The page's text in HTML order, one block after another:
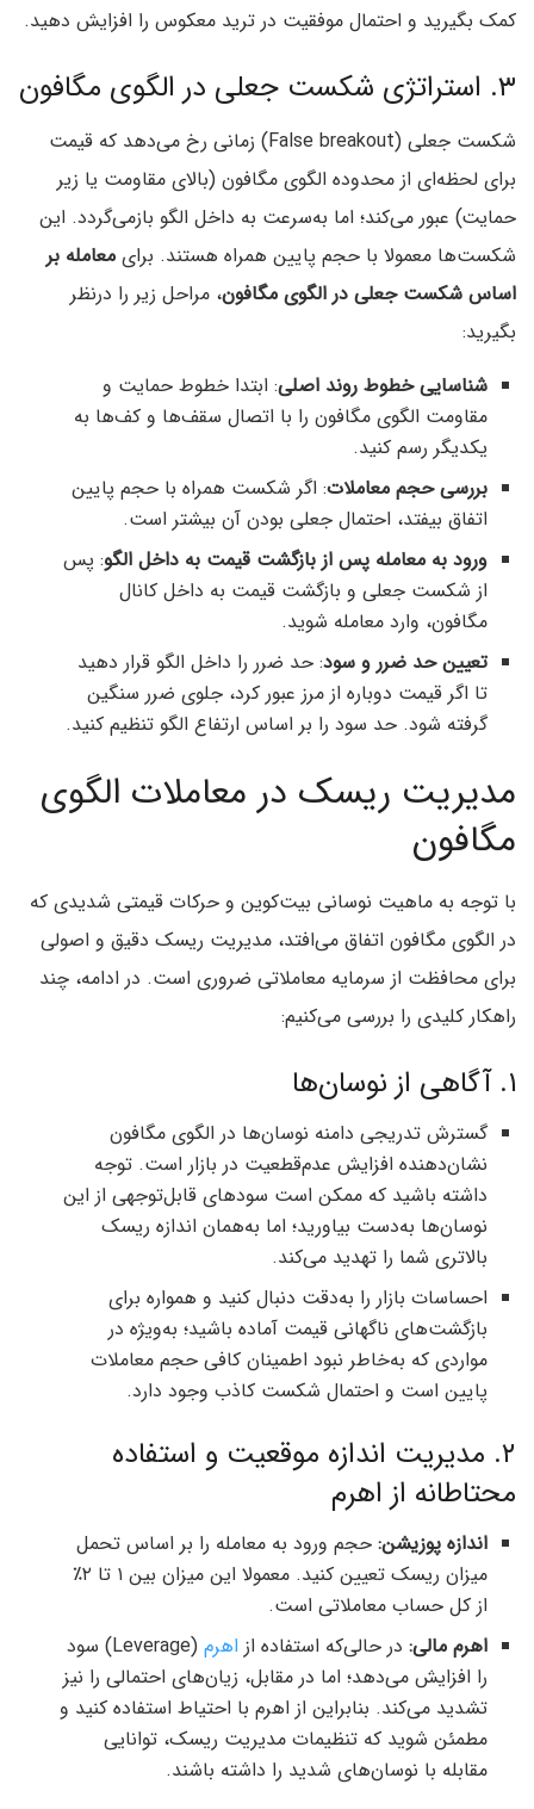
کمک بگیرید و احتمال موفقیت در ترید معکوس را افزایش دهید.
۳. استراتژی شکست جعلی در الگوی مگافون
شکست جعلی (False breakout) زمانی رخ می‌دهد که قیمت
برای لحظه‌ای از محدوده الگوی مگافون (بالای مقاومت یا زیر
حمایت) عبور می‌کند؛ اما به‌سرعت به داخل الگو بازمی‌گردد. این
شکست‌ها معمولا با حجم پایین همراه هستند. برای معامله بر
اساس شکست جعلی در الگوی مگافون، مراحل زیر را درنظر
بگیرید:
شناسایی خطوط روند اصلی: ابتدا خطوط حمایت و
مقاومت الگوی مگافون را با اتصال سقف‌ها و کف‌ها به
یکدیگر رسم کنید.
بررسی حجم معاملات: اگر شکست همراه با حجم پایین
اتفاق بیفتد، احتمال جعلی بودن آن بیشتر است.
ورود به معامله پس از بازگشت قیمت به داخل الگو: پس
از شکست جعلی و بازگشت قیمت به داخل کانال
مگافون، وارد معامله شوید.
تعیین حد ضرر و سود: حد ضرر را داخل الگو قرار دهید
تا اگر قیمت دوباره از مرز عبور کرد، جلوی ضرر سنگین
گرفته شود. حد سود را بر اساس ارتفاع الگو تنظیم کنید.
مدیریت ریسک در معاملات الگوی
مگافون
با توجه به ماهیت نوسانی بیت‌کوین و حرکات قیمتی شدیدی که
در الگوی مگافون اتفاق می‌افتد، مدیریت ریسک دقیق و اصولی
برای محافظت از سرمایه معاملاتی ضروری است. در ادامه، چند
راهکار کلیدی را بررسی می‌کنیم:
۱. آگاهی از نوسان‌ها
گسترش تدریجی دامنه نوسان‌ها در الگوی مگافون
نشان‌دهنده افزایش عدم‌قطعیت در بازار است. توجه
داشته باشید که ممکن است سودهای قابل‌توجهی از این
نوسان‌ها به‌دست بیاورید؛ اما به‌همان اندازه ریسک
بالاتری شما را تهدید می‌کند.
احساسات بازار را به‌دقت دنبال کنید و همواره برای
بازگشت‌های ناگهانی قیمت آماده باشید؛ به‌ویژه در
مواردی که به‌خاطر نبود اطمینان کافی حجم معاملات
پایین است و احتمال شکست کاذب وجود دارد.
۲. مدیریت اندازه موقعیت و استفاده
محتاطانه از اهرم
اندازه پوزیشن: حجم ورود به معامله را بر اساس تحمل
میزان ریسک تعیین کنید. معمولا این میزان بین ۱ تا ۲٪
از کل حساب معاملاتی است.
اهرم مالی: در حالی‌که استفاده از اهرم
(Leverage) سود
را افزایش می‌دهد؛ اما در مقابل، زیان‌های احتمالی را نیز
تشدید می‌کند. بنابراین از اهرم با احتیاط استفاده کنید و
مطمئن شوید که تنظیمات مدیریت ریسک، توانایی
مقابله با نوسان‌های شدید را داشته باشند.